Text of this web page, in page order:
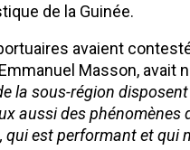
de la Guinée.
avaient
Masson,
la sous-région
aussi des
est performant et qui ne